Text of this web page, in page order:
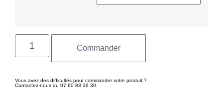
Commander
Vous avez des difficultés pour commander votre produit ?
Contactez-nous au 07 60 83 36 30.